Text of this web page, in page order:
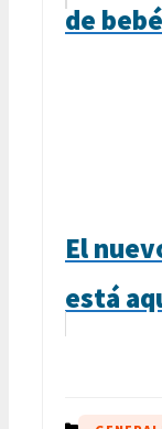
de
El
está